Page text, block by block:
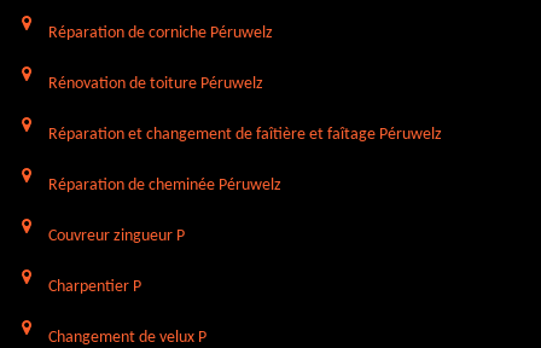
Réparation de corniche Péruwelz
Rénovation de toiture Péruwelz
Réparation et changement de faîtière et faîtage Péruwelz
Réparation de cheminée Péruwelz
Couvreur zingueur P
Charpentier P
Changement de velux P